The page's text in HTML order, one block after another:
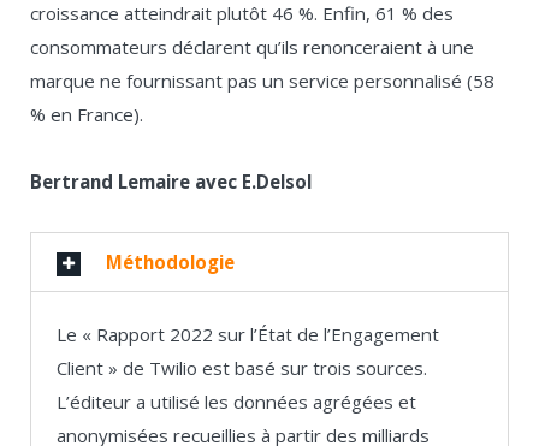
croissance atteindrait plutôt 46 %. Enfin, 61 % des
consommateurs déclarent qu’ils renonceraient à une
marque ne fournissant pas un service personnalisé (58
% en France).
Bertrand Lemaire avec E.Delsol
Méthodologie
Le « Rapport 2022 sur l’État de l’Engagement
Client » de Twilio est basé sur trois sources.
L’éditeur a utilisé les données agrégées et
anonymisées recueillies à partir des milliards